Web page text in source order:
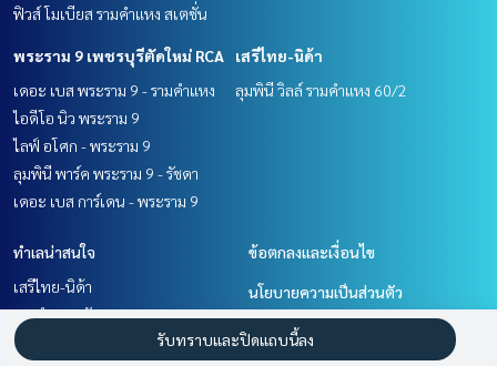
ฟิวส์ โมเบียส รามคำแหง สเตชั่น
พระราม 9 เพชรบุรีตัดใหม่ RCA
เดอะ เบส พระราม 9 - รามคำแหง
ไอดีโอ นิว พระราม 9
ไลฟ์ อโศก - พระราม 9
ลุมพินี พาร์ค พระราม 9 - รัชดา
เดอะ เบส การ์เดน - พระราม 9
เสรีไทย-นิด้า
ลุมพินี วิลล์ รามคำแหง 60/2
ทำเลน่าสนใจ
เสรีไทย-นิด้า
รามคำแหง หัวหมาก
พระราม 9 เพชรบุรีตัดใหม่ RCA
ข้อตกลงและเงื่อนไข
นโยบายความเป็นส่วนตัว
เกี่ยวกับเรา
รับทราบและปิดแถบนี้ลง